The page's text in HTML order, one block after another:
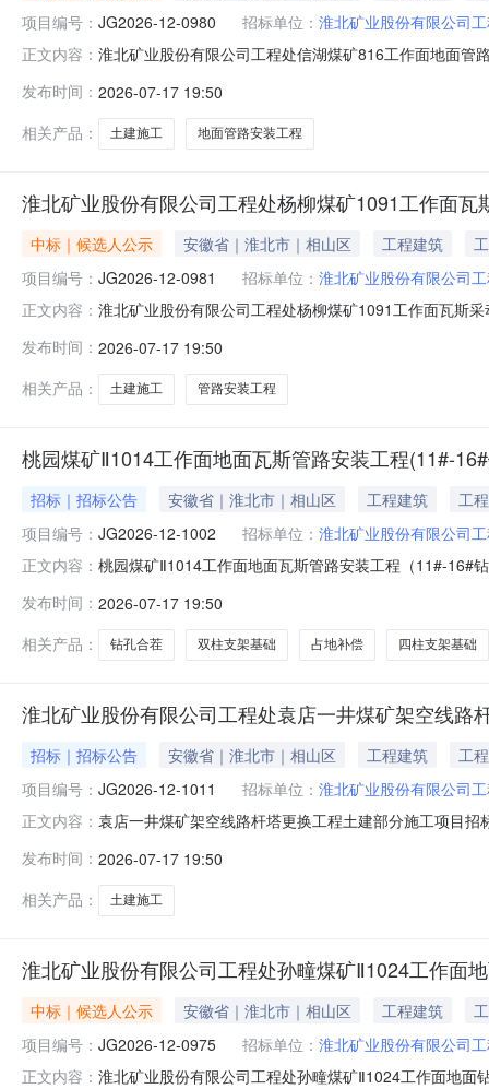
项目编号： JG2026-12-0980 招标单位： 淮北矿业股份有限公司
正文内容： 淮北矿业股份有限公司工程处信湖煤矿816工作面地面管
评标（审）结果1、项目名称：淮北矿业股份有限公司工
设工
发布时间： 2026-07-17 19:50
相关产品：
土建施工 地面管路安装工程
淮北矿业股份有限公司工程处杨柳煤矿1091工作面
中标｜候选人公示 安徽省｜淮北市｜相山区 工程建筑
项目编号： JG2026-12-0981 招标单位： 淮北矿业股份有限公司
正文内容： 淮北矿业股份有限公司工程处杨柳煤矿1091工作面瓦斯
（审）结果公示如下：一、评标（审）结果1、项目名称
12-09
发布时间： 2026-07-17 19:50
相关产品：
土建施工 管路安装工程
桃园煤矿Ⅱ1014工作面地面瓦斯管路安装工程(11#-
招标｜招标公告 安徽省｜淮北市｜相山区 工程建筑
工程
项目编号： JG2026-12-1002 招标单位： 淮北矿业股份有限公司
正文内容： 桃园煤矿Ⅱ1014工作面地面瓦斯管路安装工程（11#-16#
瓦斯管路安装工程（11#-16#钻孔）土建部分施工项目
发布时间： 2026-07-17 19:50
相关产品：
钻孔合茬 双柱支架基础 占地补偿 四柱支架基础
淮北矿业股份有限公司工程处袁店一井煤矿架空线路
招标｜招标公告 安徽省｜淮北市｜相山区 工程建筑
工程
项目编号： JG2026-12-1011 招标单位： 淮北矿业股份有限公司
正文内容： 袁店一井煤矿架空线路杆塔更换工程土建部分施工项目
JG2026-12-10112.3标段划分：1个标段2.4建设地点：
补偿长度约4
发布时间： 2026-07-17 19:50
相关产品：
土建施工
淮北矿业股份有限公司工程处孙疃煤矿Ⅱ1024工作面
中标｜候选人公示 安徽省｜淮北市｜相山区 工程建筑
项目编号： JG2026-12-0975 招标单位： 淮北矿业股份有限公司
正文内容： 淮北矿业股份有限公司工程处孙疃煤矿Ⅱ1024工作面地